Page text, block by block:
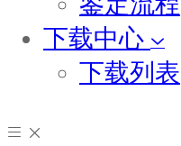
下载中心
下载列表